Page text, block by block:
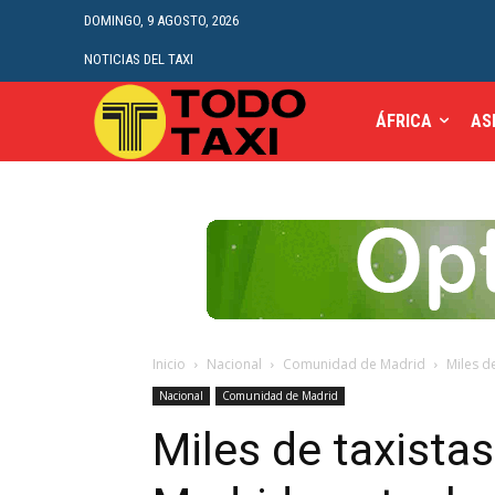
DOMINGO, 9 AGOSTO, 2026
NOTICIAS DEL TAXI
ÁFRICA
Inicio Nacional Comunidad de Madrid Miles
Nacional Comunidad de Madrid
Miles de